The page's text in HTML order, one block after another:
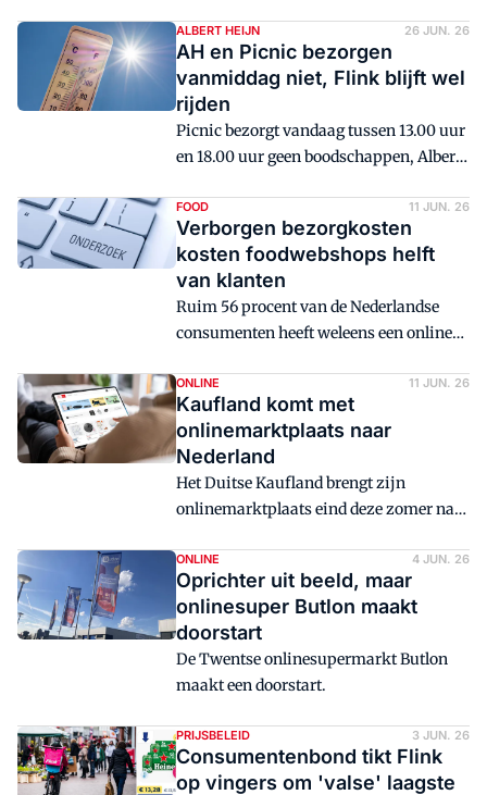
tijdens het jaarlijkse koopjesevenement
Amazon Prime Day. Daarmee zoekt
Amazon nadrukkelijker de concurrentie
met de supermarkten op.
ALBERT HEIJN 26 JUN. 26
AH en Picnic bezorgen
vanmiddag niet, Flink blijft wel
rijden
Picnic bezorgt vandaag tussen 13.00 uur
en 18.00 uur geen boodschappen, Albert
Thuisbezorgd houdt zijn mensen
vandaag thuis, maar Flink blijft gewoon
rijden.
FOOD 11 JUN. 26
Verborgen bezorgkosten
kosten foodwebshops helft
van klanten
Ruim 56 procent van de Nederlandse
consumenten heeft weleens een online
bezorgkosten of andere toeslagen pas
laat in het bestelproces zichtbaar
werden. Dat blijkt uit onderzoek van
bezorgspecialist Trunkrs.
ONLINE 11 JUN. 26
Kaufland komt met
onlinemarktplaats naar
Nederland
Het Duitse Kaufland brengt zijn
onlinemarktplaats eind deze zomer naar
ONLINE 4 JUN. 26
Oprichter uit beeld, maar
onlinesuper Butlon maakt
doorstart
De Twentse onlinesupermarkt Butlon
maakt een doorstart.
PRIJSBELEID 3 JUN. 26
Consumentenbond tikt Flink
op vingers om 'valse' laagste